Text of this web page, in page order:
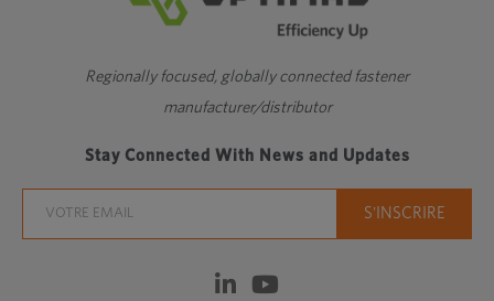
Regionally focused, globally connected fastener
manufacturer/distributor
Stay Connected With News and Updates